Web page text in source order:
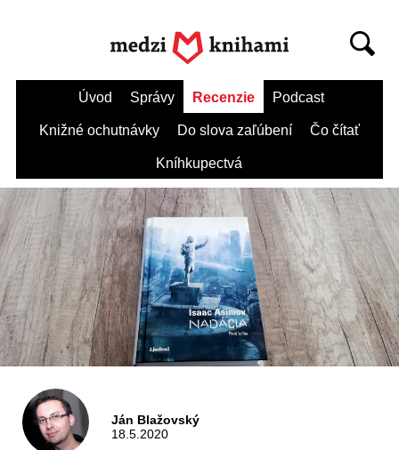
Úvod Správy Recenzie Podcast
Knižné ochutnávky Do slova zaľúbení Čo čítať
Kníhkupectvá
Ján Blažovský
18.5.2020